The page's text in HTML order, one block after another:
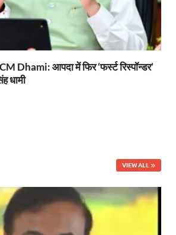
Ram Mandir Control Room: राम मंदिर की सुरक्षा
CM Dhami Meeting With Nitin Gadkari: बैठक में
Kalyan Singh Jayanti: अपने नाम को उत्तर प्रदेश के
Kashi Volleyball Mahakumbh: काशी में होगा
CM Yogi Review Meeting: राजस्व के सभी मामलों का
छत्तीसगढ़ को मिला खेलो इंडिया ट्राइबल गेम्स, 14 फरवरी
Shikayat Se Samadhan: एक ही मंच पर जनता को मिला
Dhami: आपदा में फिर ‘फर्स्ट रिस्पॉन्डर’
धामी
VIEW ALL